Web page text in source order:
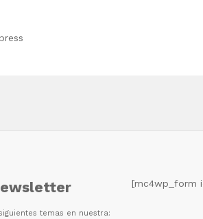
temas en nuestra:
[mc4wp_form